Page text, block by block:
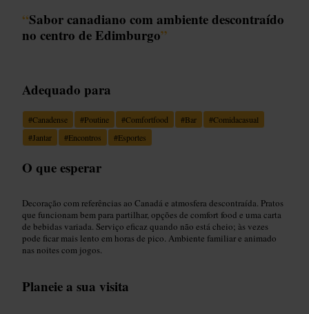
“Sabor canadiano com ambiente descontraído
no centro de Edimburgo”
Adequado para
#Canadense #Poutine #Comfortfood #Bar #Comidacasual
#Jantar #Encontros #Esportes
O que esperar
Decoração com referências ao Canadá e atmosfera descontraída. Pratos
que funcionam bem para partilhar, opções de comfort food e uma carta
de bebidas variada. Serviço eficaz quando não está cheio; às vezes
pode ficar mais lento em horas de pico. Ambiente familiar e animado
nas noites com jogos.
Planeie a sua visita